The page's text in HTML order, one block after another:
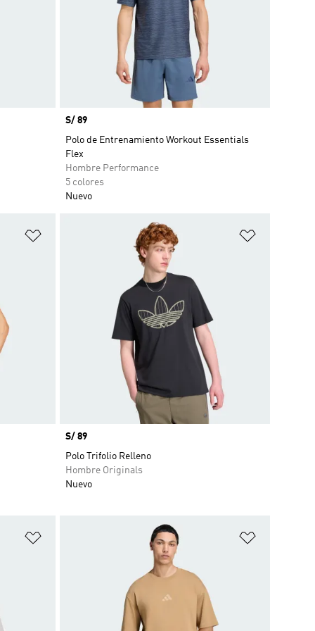
Precio
S/ 89
Polo de Entrenamiento Workout Essentials
Flex
Hombre Performance
5 colores
Nuevo
Añadir a la lista de deseos
Precio
S/ 89
Polo Trifolio Relleno
Hombre Originals
Nuevo
Añadir a la lista de deseos